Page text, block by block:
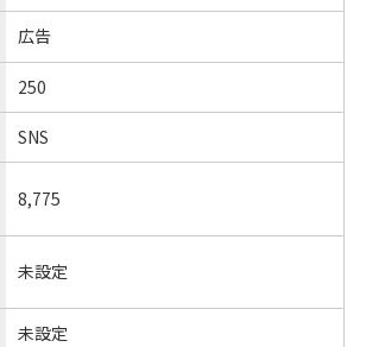
広告
250
SNS
8,775
未設定
未設定